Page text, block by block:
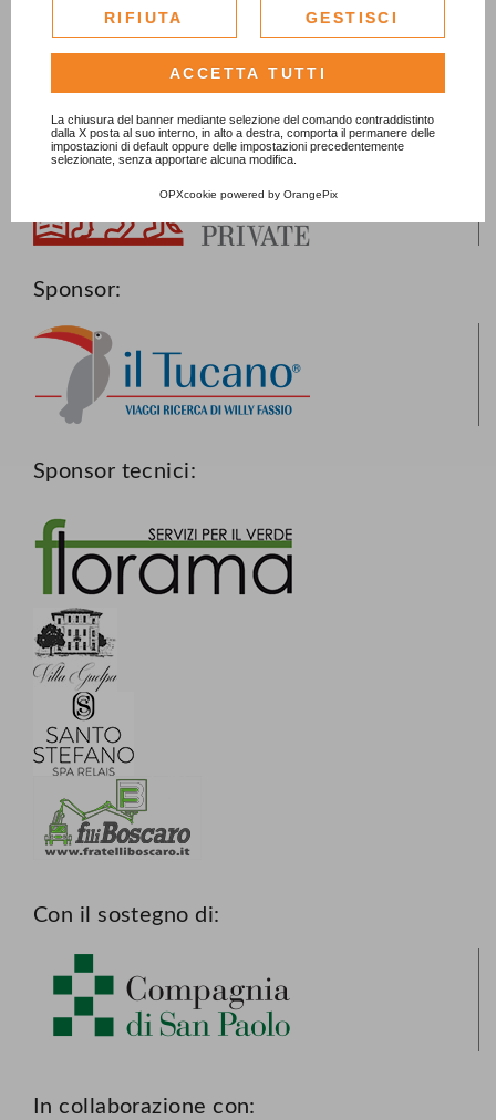
esclusivamente previa acquisizione del consenso
dell'utente.
Consulta l'informativa cookie completa.
RIFIUTA GESTISCI
ACCETTA TUTTI
La chiusura del banner mediante selezione del comando contraddistinto
dalla X posta al suo interno, in alto a destra, comporta il permanere delle
impostazioni di default oppure delle impostazioni precedentemente
selezionate, senza apportare alcuna modifica.
OPXcookie powered by OrangePix
Main Sponsor:
Sponsor:
Sponsor tecnici:
Con il sostegno di:
In collaborazione con: